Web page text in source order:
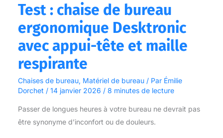
Test : chaise de bureau
ergonomique Desktronic
avec appui-tête et maille
respirante
Chaises de bureau, Matériel de bureau/ Par Émilie
Dorchet / 14 janvier 2026 / 8 minutes de lecture
Passer de longues heures à votre bureau ne devrait pas
être synonyme d’inconfort ou de douleurs.